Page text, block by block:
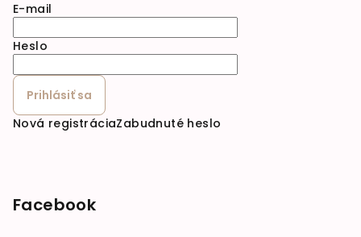
E-mail
Heslo
Prihlásiť sa
Nová registráciaZabudnuté heslo
Facebook